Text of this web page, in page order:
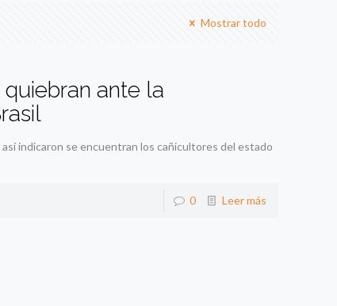
Mostrar todo
ante la
indicaron se encuentran los cañicultores del estado
0 Leer más